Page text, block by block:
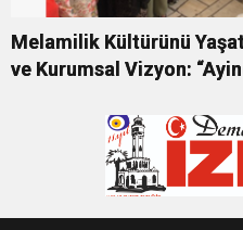
Melamilik Kültürünü
ve Kurumsal Vizyon: